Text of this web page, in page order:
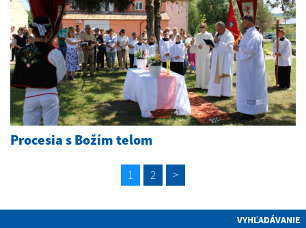
Procesia s Božím telom
1 2 >
VYHĽADÁVANIE